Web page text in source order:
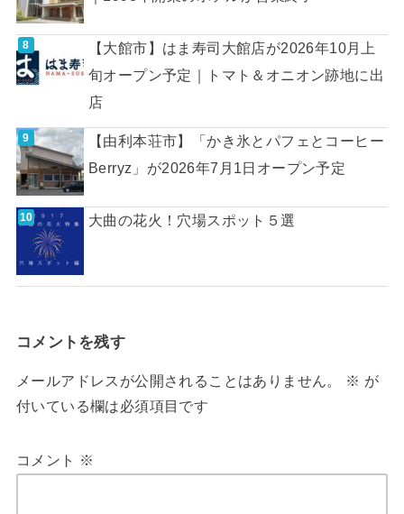
【大館市】はま寿司大館店が2026年10月上
旬オープン予定｜トマト＆オニオン跡地に出
店
【由利本荘市】「かき氷とパフェとコーヒー
Berryz」が2026年7月1日オープン予定
大曲の花火！穴場スポット５選
コメントを残す
メールアドレスが公開されることはありません。 ※ が
付いている欄は必須項目です
コメント ※